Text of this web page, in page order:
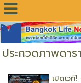
ประกวดภาพดาร
เปิดเวที